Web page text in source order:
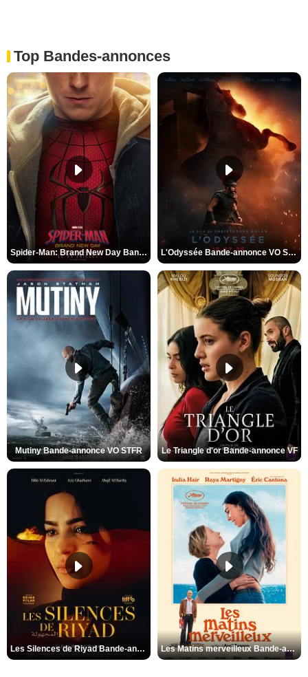
Top Bandes-annonces
Spider-Man: Brand New Day Bande-annonce VO STFR L'Odyssée Bande-annonce VO STFR
Mutiny Bande-annonce VO STFR Le Triangle d'or Bande-annonce VF
Les Silences de Riyad Bande-annonce VO STFR Les Matins merveilleux Bande-annonce VF